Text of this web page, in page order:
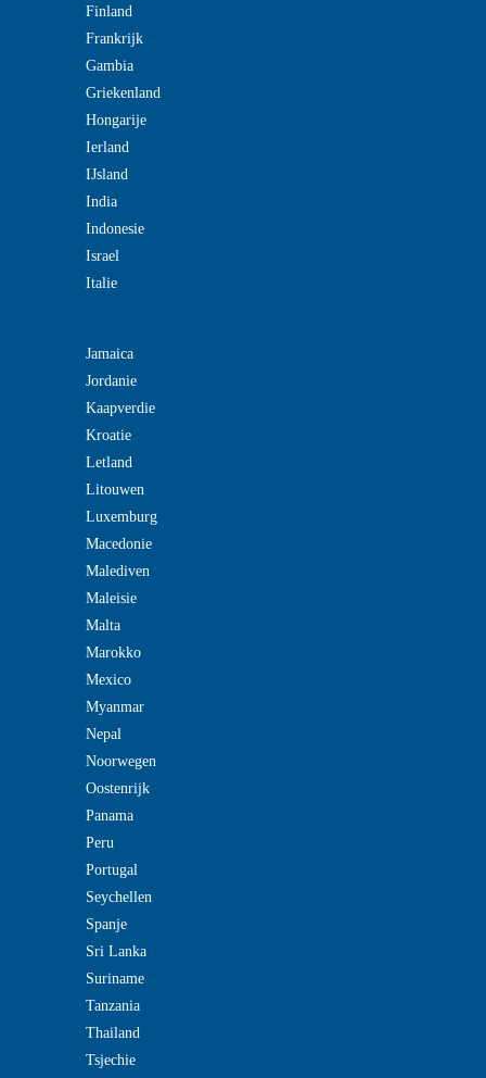
Finland
Frankrijk
Gambia
Griekenland
Hongarije
Ierland
IJsland
India
Indonesie
Israel
Italie
Jamaica
Jordanie
Kaapverdie
Kroatie
Letland
Litouwen
Luxemburg
Macedonie
Malediven
Maleisie
Malta
Marokko
Mexico
Myanmar
Nepal
Noorwegen
Oostenrijk
Panama
Peru
Portugal
Seychellen
Spanje
Sri Lanka
Suriname
Tanzania
Thailand
Tsjechie